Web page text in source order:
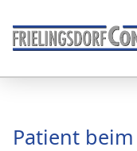
Beratung
Patient